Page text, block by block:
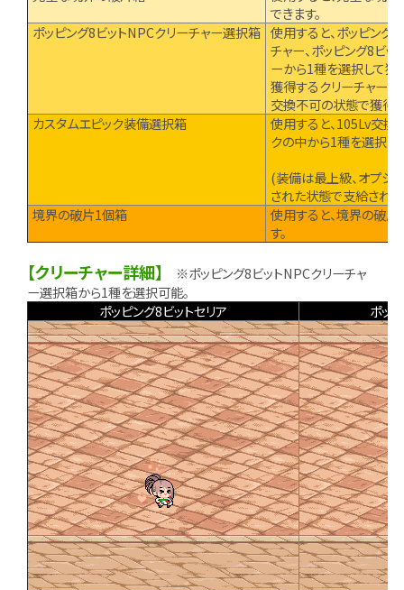
できます。
ポッピング8ビットNPCクリーチャー選択箱 使用すると、ポッピング8
チャー、ポッピング8ビッ
ーから1種を選択して獲
獲得するクリーチャーは
交換不可の状態で獲得し
カスタムエピック装備選択箱
使用すると、105Lv交換
クの中から1種を選択し
(装備は最上級、オプシ
された状態で支給されま
境界の破片1個箱
使用すると、境界の破
す。
【クリーチャー詳細】
※ポッピング8ビットNPCクリーチャ
ー選択箱から1種を選択可能。
ポッピング8ビットセリア
ポッ